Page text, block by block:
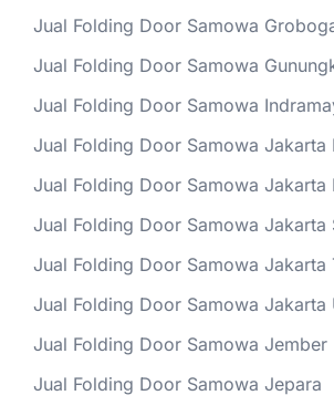
Jual Folding Door Samowa
Jual Folding Door Samowa
Jual Folding Door Samowa
Jual Folding Door Samowa Jakarta
Jual Folding Door Samowa Jakarta
Jual Folding Door Samowa Jakarta
Jual Folding Door Samowa Jakarta
Jual Folding Door Samowa Jakarta
Jual Folding Door Samowa Jember
Jual Folding Door Samowa Jepara